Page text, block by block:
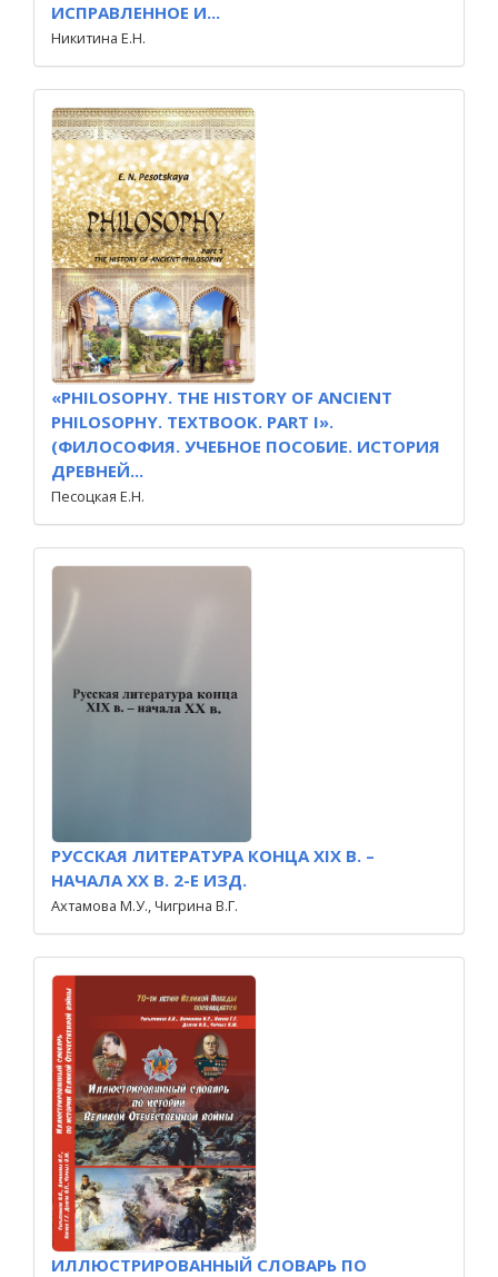
ИСПРАВЛЕННОЕ И...
Никитина Е.Н.
«PHILOSOPHY. THE HISTORY OF ANCIENT
PHILOSOPHY. TEXTBOOK. PART I».
(ФИЛОСОФИЯ. УЧЕБНОЕ ПОСОБИЕ. ИСТОРИЯ
ДРЕВНЕЙ...
Песоцкая Е.Н.
РУССКАЯ ЛИТЕРАТУРА КОНЦА ХIХ В. –
НАЧАЛА ХХ В. 2-Е ИЗД.
Ахтамова М.У., Чигрина В.Г.
ИЛЛЮСТРИРОВАННЫЙ СЛОВАРЬ ПО